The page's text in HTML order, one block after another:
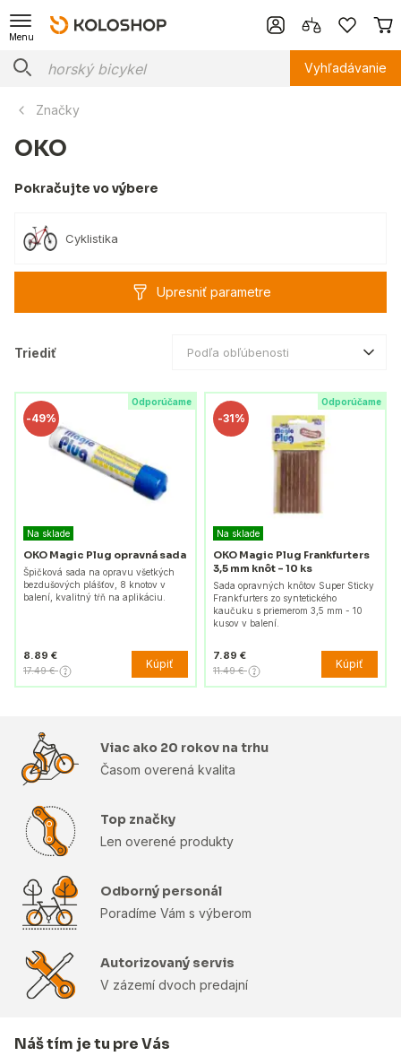
Menu
Vyhľadávanie
Značky
OKO
Pokračujte vo výbere
Cyklistika
Upresniť parametre
Triediť Podľa obľúbenosti
Odporúčame
-49%
Na sklade
OKO Magic Plug opravná sada
Špičková sada na opravu všetkých
bezdušových plášťov, 8 knotov v
balení, kvalitný tŕň na aplikáciu.
8.89 €
17.49 € Kúpiť
Odporúčame
-31%
Na sklade
OKO Magic Plug Frankfurters
3,5 mm knôt - 10 ks
Sada opravných knôtov Super Sticky
Frankfurters zo syntetického
kaučuku s priemerom 3,5 mm - 10
kusov v balení.
7.89 €
11.49 € Kúpiť
Viac ako 20 rokov na trhu
Časom overená kvalita
Top značky
Len overené produkty
Odborný personál
Poradíme Vám s výberom
Autorizovaný servis
V zázemí dvoch predajní
Náš tím je tu pre Vás